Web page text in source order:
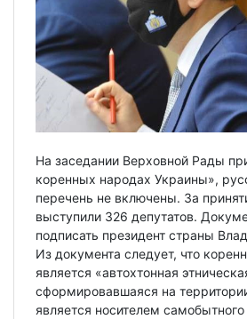
На заседании Верховной Рады
коренных народах Украины»,
перечень не включены. За
выступили 326 депутатов.
подписать президент страны
Из документа следует, что
является «автохтонная
сформировавшаяся на
является носителем